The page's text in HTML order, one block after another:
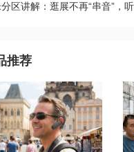
区讲解：逛展不再“串音”，
推荐